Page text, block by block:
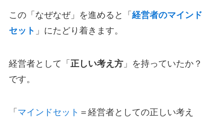
この「なぜなぜ」を進めると「 経営者のマインド
セット 」にたどり着きます。
経営者として「 正しい考え方」を持っていたか？
です。
「 マインドセット ＝経営者としての正しい考え